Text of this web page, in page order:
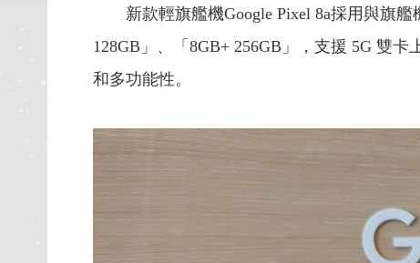
新款輕旗艦機Google Pixel 8a採用與旗
128GB」、「8GB+ 256GB」，支援 5G 雙
和多功能性。